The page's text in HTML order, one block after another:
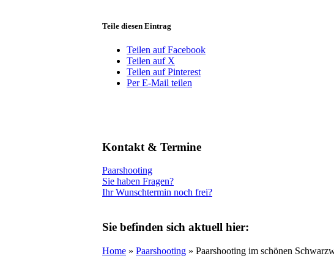
Teile diesen Eintrag
Teilen auf Facebook
Teilen auf X
Teilen auf Pinterest
Per E-Mail teilen
Kontakt & Termine
Paarshooting
Sie haben Fragen?
Ihr Wunschtermin noch frei?
Sie befinden sich aktuell hier:
Home » Paarshooting » Paarshooting im schönen